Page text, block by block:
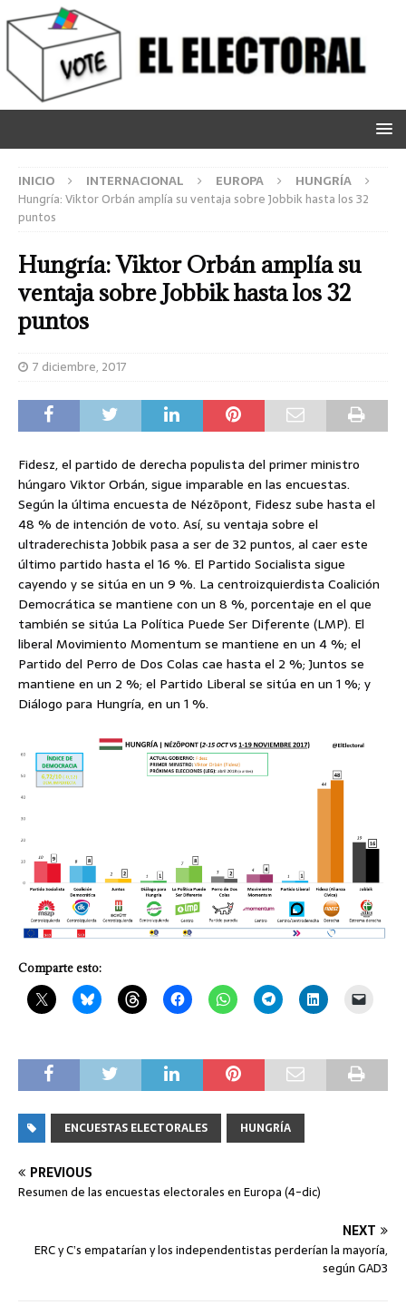
INICIO INTERNACIONAL EUROPA
HUNGRÍA
Hungría: Viktor Orbán amplía su ventaja sobre Jobbik hasta los 32
puntos
Hungría: Viktor Orbán amplía su
ventaja sobre Jobbik hasta los 32
puntos
7 diciembre, 2017
Fidesz, el partido de derecha populista del primer ministro
húngaro Viktor Orbán, sigue imparable en las encuestas.
Según la última encuesta de Nézõpont, Fidesz sube hasta el
48 % de intención de voto. Así, su ventaja sobre el
ultraderechista Jobbik pasa a ser de 32 puntos, al caer este
último partido hasta el 16 %. El Partido Socialista sigue
cayendo y se sitúa en un 9 %. La centroizquierdista Coalición
Democrática se mantiene con un 8 %, porcentaje en el que
también se sitúa La Política Puede Ser Diferente (LMP). El
liberal Movimiento Momentum se mantiene en un 4 %; el
Partido del Perro de Dos Colas cae hasta el 2 %; Juntos se
mantiene en un 2 %; el Partido Liberal se sitúa en un 1 %; y
Diálogo para Hungría, en un 1 %.
Comparte esto:
ENCUESTAS ELECTORALES HUNGRÍA
PREVIOUS
Resumen de las encuestas electorales en Europa (4-dic)
NEXT
ERC y C’s empatarían y los independentistas perderían la mayoría,
según GAD3